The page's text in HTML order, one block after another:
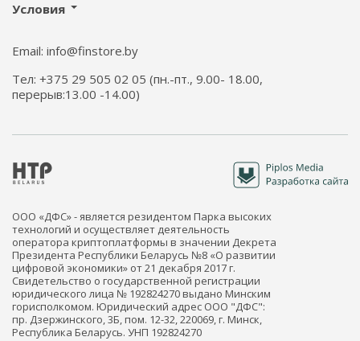
Условия
Email: info@finstore.by
Тел: +375 29 505 02 05 (пн.-пт., 9.00- 18.00,
перерыв:13.00 -14.00)
ООО «ДФС» - является резидентом Парка высоких
технологий и осуществляет деятельность
оператора криптоплатформы в значении Декрета
Президента Республики Беларусь №8 «О развитии
цифровой экономики» от 21 декабря 2017 г.
Свидетельство о государственной регистрации
юридического лица № 192824270 выдано Минским
горисполкомом. Юридический адрес ООО "ДФС":
пр. Дзержинского, 3Б, пом. 12-32, 220069, г. Минск,
Республика Беларусь. УНП 192824270